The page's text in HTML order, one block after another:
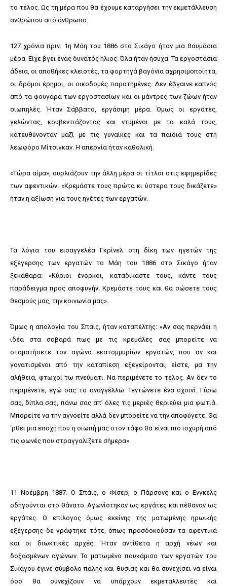
το τέλος. Ως τη μέρα που θα έχουμε καταργήσει την εκμετάλλευση
ανθρώπου από άνθρωπο.
127 χρόνια πριν. 1η Μάη του 1886 στο Σικάγο ήταν μια θαυμάσια
μέρα. Είχε βγει ένας δυνατός ήλιος. Όλα ήταν ήσυχα. Τα εργοστάσια
άδεια, οι αποθήκες κλειστές, τα φορτηγά βαγόνια αχρησιμοποίητα,
οι δρόμοι έρημοι, οι οικοδομές παρατημένες. Δεν έβγαινε καπνός
από τα φουγάρα των εργοστασίων και οι μάντρες των ζώων ήταν
σιωπηλές. Ήταν Σάββατο, εργάσιμη μέρα. Όμως οι εργάτες,
γελώντας, κουβεντιάζοντας και ντυμένοι με τα καλά τους,
κατευθύνονταν μαζί με τις γυναίκες και τα παιδιά τους στη
λεωφόρο Μίτσιγκαν. Η απεργία ήταν καθολική.
«Τώρα αίμα», ουρλιάζουν την άλλη μέρα οι τίτλοι στις εφημερίδες
των αφεντικών. «Κρεμάστε τους πρώτα κι ύστερα τους δικάζετε»
ήταν η αξίωση για τους ηγέτες των εργατών.
Τα λόγια του εισαγγελέα Γκρίνελ στη δίκη των ηγετών της
εξέγερσης των εργατών το Μάη του 1886 στο Σικάγο ήταν
ξεκάθαρα: «Κύριοι ένορκοι, καταδικάστε τους, κάντε τους
παράδειγμα προς αποφυγήν. Κρεμάστε τους και θα σώσετε τους
θεσμούς μας, την κοινωνία μας».
Όμως η απολογία του Σπαις, ήταν καταπέλτης: «Αν σας περνάει η
ιδέα στα σοβαρά πως με τις κρεμάλες σας μπορείτε να
σταματήσετε τον αγώνα εκατομμυρίων εργατών, που αν και
γονατισμένοι από την καταπίεση εξεγείρονται, είστε, μα την
αλήθεια, φτωχοί τω πνεύματι. Να περιμένετε το τέλος. Αν δεν το
περιμένετε, εγώ σας το αναγγέλλω. Τεντώνετε ένα σχοινί. Γύρω
σας, δίπλα σας, πάνω σας απ’ όλες τις μεριές θεριεύει μια φωτιά.
Μπορείτε να την αγνοείτε αλλά δεν μπορείτε να την αποφύγετε. Θα
‘ρθει μια εποχή που η σιωπή μας στον τάφο θα είναι πιο ισχυρή από
τις φωνές που στραγγαλίζετε σήμερα»
11 Νοέμβρη 1887. Ο Σπάις, ο Φίσερ, ο Πάρσονς και ο Ενγκελς
οδηγούνται στο θάνατο. Αγωνίστηκαν ως εργάτες και πέθαναν ως
εργάτες. Ο επίλογος όμως εκείνης της ματωμένης ηρωικής
εξέγερσης δε γράφτηκε τότε, όπως προσδοκούσαν τα αφεντικά
και οι διωκτικές αρχές. Ήταν αντίθετα η αρχή νέων και
δοξασμένων αγώνων. Το ματωμένο πουκάμισο των εργατών του
Σικάγου έγινε σύμβολο πάλης και θυσίας και θα συνεχίσει να είναι
όσο θα συνεχίζουν να υπάρχουν εκμεταλλευτές και